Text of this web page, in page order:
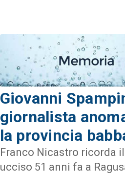
Giovanni
giornalista
la provincia
Franco Nicastro ricorda
ucciso 51 anni fa a